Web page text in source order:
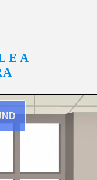
E A